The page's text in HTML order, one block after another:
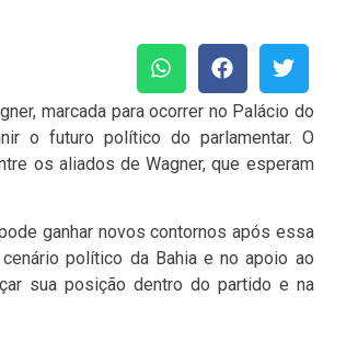
marcada para ocorrer no Palácio do
o futuro político do parlamentar. O
os aliados de Wagner, que esperam
ganhar novos contornos após essa
político da Bahia e no apoio ao
sua posição dentro do partido e na